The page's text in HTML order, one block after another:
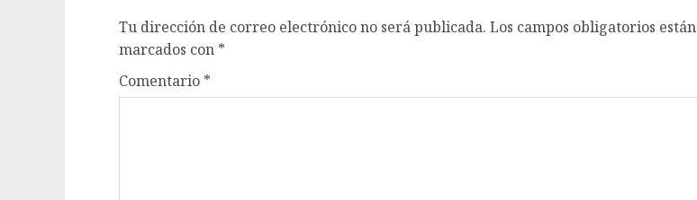
Tu dirección de correo electrónico no será publicada. Los campos obligatorios están
marcados con *
Comentario *